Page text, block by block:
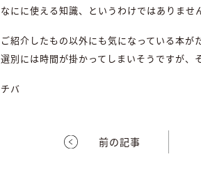
なにに使える知識、というわけではありま
ご紹介したもの以外にも気になっている本が
選別には時間が掛かってしまいそうですが
チバ
前の記事